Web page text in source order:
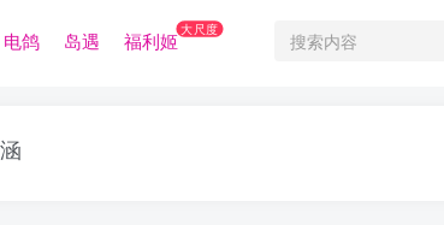
电鸽 岛遇 福利姬大尺度